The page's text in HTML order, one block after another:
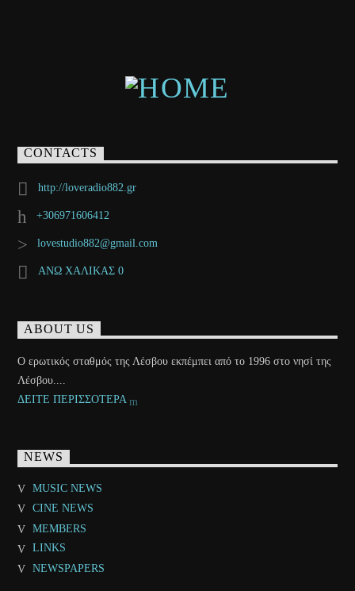
CONTACTS
http://loveradio882.gr
+306971606412
lovestudio882@gmail.com
ΑΝΩ ΧΑΛΙΚΑΣ 0
ABOUT US
Ο ερωτικός σταθμός της Λέσβου εκπέμπει από το 1996 στο νησί της
Λέσβου....
ΔΕΙΤΕ ΠΕΡΙΣΣΟΤΕΡΑ
NEWS
MUSIC NEWS
CINE NEWS
MEMBERS
LINKS
NEWSPAPERS